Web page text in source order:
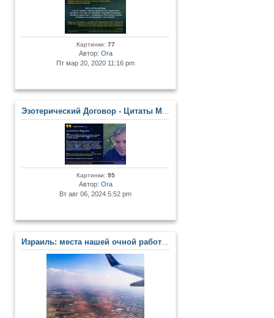
Картинки: 77
Автор: Ora
Пт мар 20, 2020 11:16 pm
Эзотерический Договор - Цитаты Мастеров и Развитых Личностей
Картинки: 95
Автор: Ora
Вт авг 06, 2024 5:52 pm
Израиль: места нашей очной работы в Центре. Сакральные места Земли Обетованной